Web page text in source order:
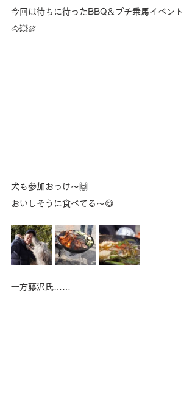
今回は待ちに待ったBBQ＆プチ乗馬イベント
🐴💥🍖
犬も参加おっけ〜🙌
おいしそうに食べてる〜😋
一方藤沢氏……